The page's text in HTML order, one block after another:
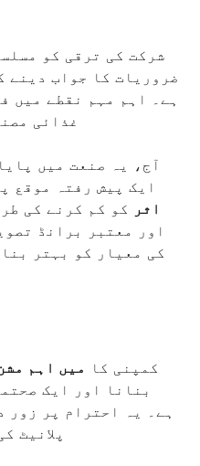
شرکت کی ترقی کو
ضروریات کا جواب دینے
ہے۔ اہم مہم نقطے میں
غذائی
آج، یہ صنعت میں
ایک پیش رفتہ موقع
اثر کو کم کرنے کی
اور معتبر برانڈ
کی معیار کو بہتر
کمپنی کا میں اہم
بنانا اور ایک
ہے۔ یہ احترام پر زور
پلانیٹ